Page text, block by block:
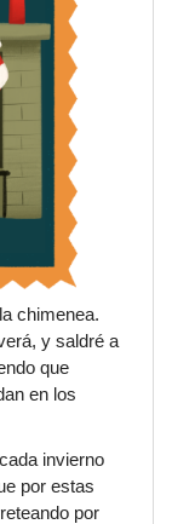
chimenea.
y saldré a
que
en los
invierno
por estas
por